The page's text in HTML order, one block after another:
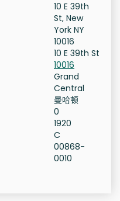
10 E 39th
St, New
York NY
10016
10 E 39th St
10016
Grand
Central
曼哈顿
0
1920
C
00868-
0010